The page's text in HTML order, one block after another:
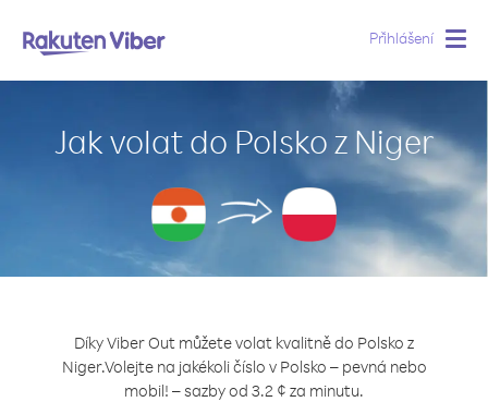
Přihlášení
Jak volat do Polsko z Niger
Díky Viber Out můžete volat kvalitně do Polsko z
Niger.Volejte na jakékoli číslo v Polsko – pevná nebo
mobil! – sazby od 3.2 ¢ za minutu.